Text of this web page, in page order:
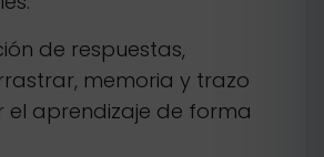
de respuestas,
memoria y trazo
el aprendizaje de forma